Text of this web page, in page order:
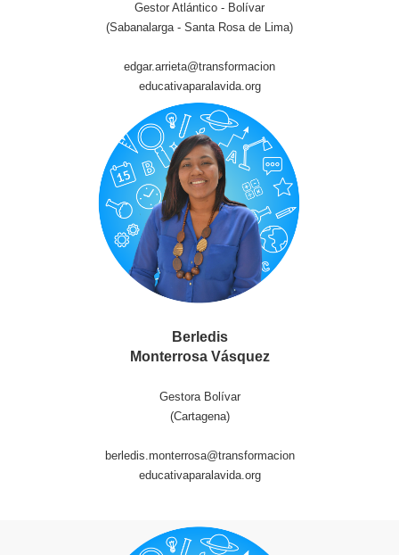
Gestor Atlántico - Bolívar
(Sabanalarga - Santa Rosa de Lima)
edgar.arrieta@transformacion
educativaparalavida.org
Berledis
Monterrosa Vásquez
Gestora Bolívar
(Cartagena)
berledis.monterrosa@transformacion
educativaparalavida.org